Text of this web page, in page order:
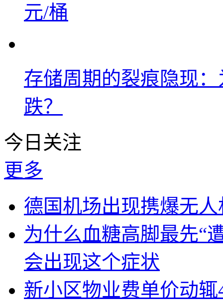
元/桶
存储周期的裂痕隐现
跌？
今日关注
更多
德国机场出现携爆无
为什么血糖高脚最先“
会出现这个症状
新小区物业费单价动